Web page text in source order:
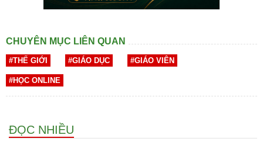
CHUYÊN MỤC LIÊN QUAN
#THẾ GIỚI #GIÁO DỤC #GIÁO VIÊN
#HỌC ONLINE
ĐỌC NHIỀU